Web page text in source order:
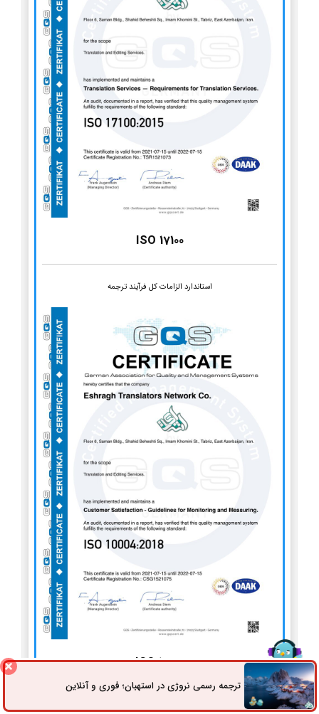
ISO 17100
استاندارد الزامات کل فرآیند ترجمه
ISO 10004
استاندارد سیستم مدیریت پایش و اندازه‌گیری رضایت مشتریان
ترجمه رسمی نروژی در استهبان؛ فوری و آنلاینثبت سفارش راه های ارتباطی